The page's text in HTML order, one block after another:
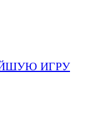
ИГРУ